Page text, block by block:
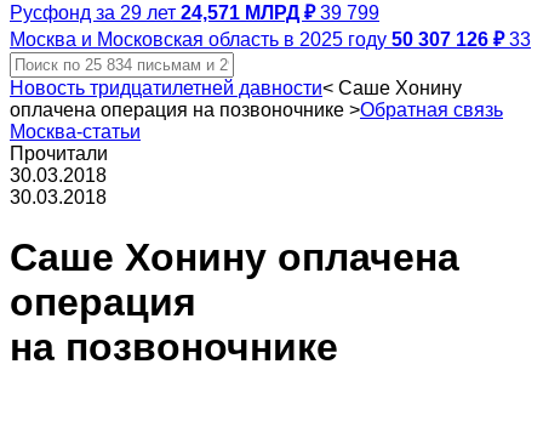
Русфонд за 29 лет 24,571 МЛРД ₽ 39 799
Москва и Московская область в 2025 году 50 307 126 ₽ 33
Новость тридцатилетней давности< Саше Хонину
оплачена операция на позвоночнике >Обратная связь
Москва-статьи
Прочитали
30.03.2018
30.03.2018
Саше Хонину оплачена
операция
на позвоночнике